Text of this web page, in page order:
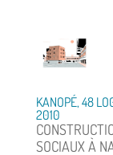
KANOPÉ, 48
2010
SOCIAUX À